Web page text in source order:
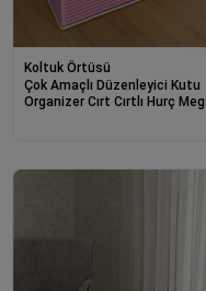
Koltuk Örtüsü
Çok Amaçlı Düzenleyici Kutu
Organizer Cırt Cırtlı Hurç